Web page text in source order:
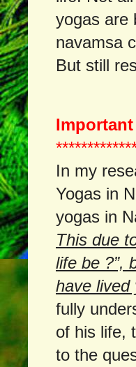
yogas are
navamsa
But still
Important
In my
Yogas in
yogas in
This due
life be ?”,
have lived
fully
of his life,
to the